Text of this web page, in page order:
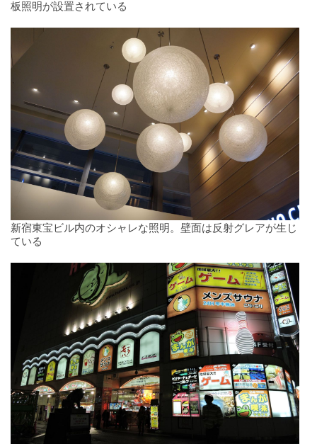
板照明が設置されている
新宿東宝ビル内のオシャレな照明。壁面は反射グレアが生じ
ている